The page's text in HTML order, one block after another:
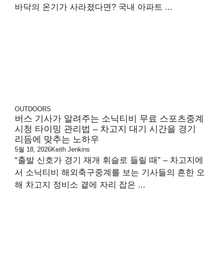
바닥의 온기가 사라졌다면? 국내 아파트 ...
OUTDOORS
버스 기사가 알려주는 소닉티비 무료 스포츠중계
시청 타이밍 관리법 – 차고지 대기 시간을 경기
리듬에 맞추는 노하우
5월 18, 2026Keith Jenkins
“출발 신호가 경기 재개 휘슬로 들릴 때” – 차고지에
서 소닉티비 해외축구중계를 보는 기사들의 흔한 오
해 차고지 정비소 곁에 자리 잡은 ...